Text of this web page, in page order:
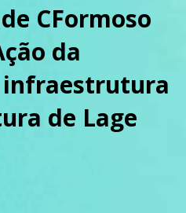
CFormoso
da
infraestrutura
de Lage